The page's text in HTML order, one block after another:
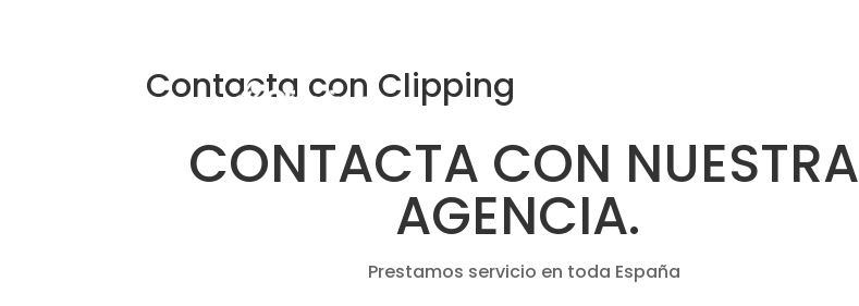
Contacta con Clipping
CONTACTA CON NUESTRA
AGENCIA.
Prestamos servicio en toda España